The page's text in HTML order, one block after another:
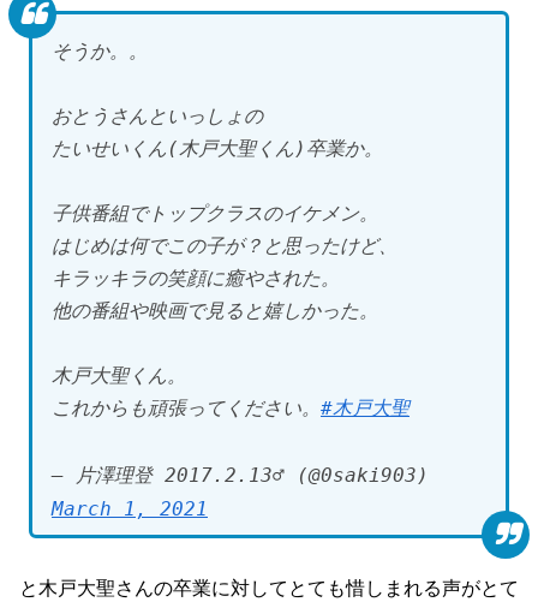
そうか。。
おとうさんといっしょの
たいせいくん(木戸大聖くん)卒業か。
子供番組でトップクラスのイケメン。
はじめは何でこの子が？と思ったけど、
キラッキラの笑顔に癒やされた。
他の番組や映画で見ると嬉しかった。
木戸大聖くん。
これからも頑張ってください。 #木戸大聖
— 片澤理登 2017.2.13♂ (@0saki903)
March 1, 2021
と木戸大聖さんの卒業に対してとても惜しまれる声がとて